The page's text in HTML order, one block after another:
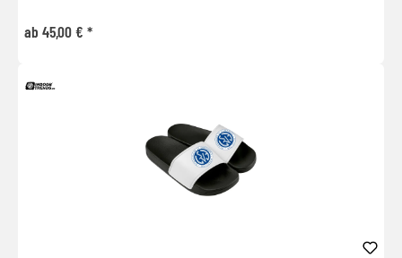
ab 45,00 € *